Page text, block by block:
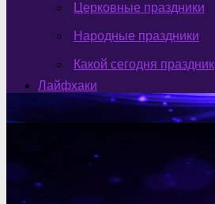
Церковные праздники
Народные праздники
Какой сегодня праздник
Лайфхаки